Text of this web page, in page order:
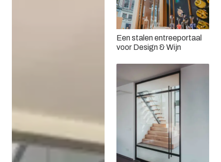
Een stalen entreeportaal
voor Design & Wijn